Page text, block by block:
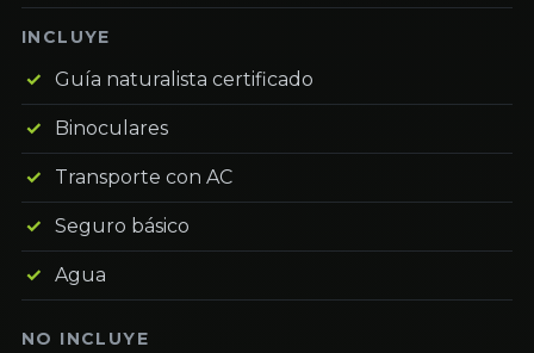
INCLUYE
Guía naturalista certificado
Binoculares
Transporte con AC
Seguro básico
Agua
NO INCLUYE